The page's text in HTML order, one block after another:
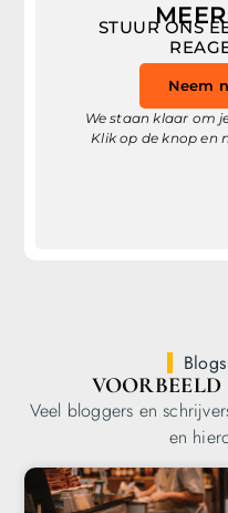
STUUR ONS
Neem
We staan klaar om
Klik op de knop en
Veel bloggers en
en